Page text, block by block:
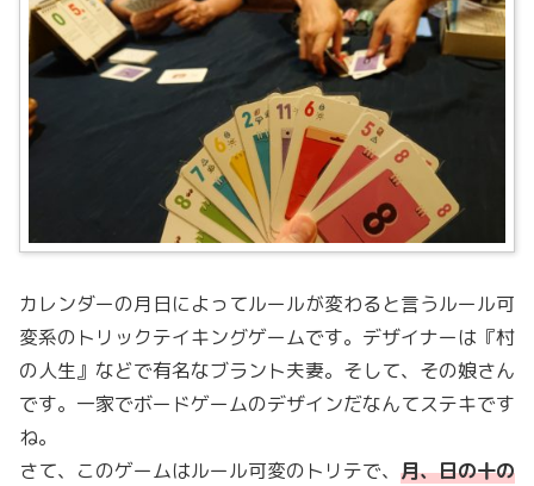
カレンダーの月日によってルールが変わると言うルール可
変系のトリックテイキングゲームです。デザイナーは『村
の人生』などで有名なブラント夫妻。そして、その娘さん
です。一家でボードゲームのデザインだなんてステキです
ね。
さて、このゲームはルール可変のトリテで、 月、日の十の